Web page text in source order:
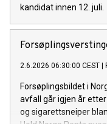
kandidat innen 12. juli.
2.6.2026 06:30:00 CEST |
Forsøplingsbildet i
avfall går igjen år
og sigarettsneiper